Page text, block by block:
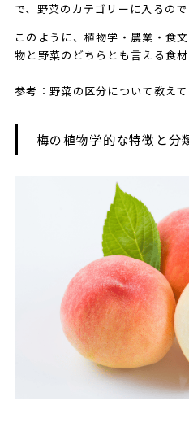
で、野菜のカテゴリーに入るので
このように、植物学・農業・食
物と野菜のどちらとも言える食材
参考：野菜の区分について教え
梅の植物学的な特徴と分